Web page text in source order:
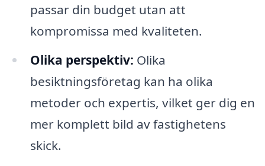
passar din budget utan att
kompromissa med kvaliteten.
Olika perspektiv: Olika
besiktningsföretag kan ha olika
metoder och expertis, vilket ger dig en
mer komplett bild av fastighetens
skick.